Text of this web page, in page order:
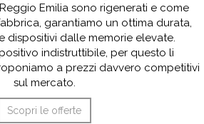
Emilia sono rigenerati e come
garantiamo un ottima durata,
dispositivi dalle memorie elevate.
indistruttibile, per questo li
a prezzi davvero competitivi
sul mercato.
Scopri le offerte